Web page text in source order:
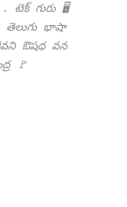
గురు 🖥️
భాషా
ఔషధ వన
🚩